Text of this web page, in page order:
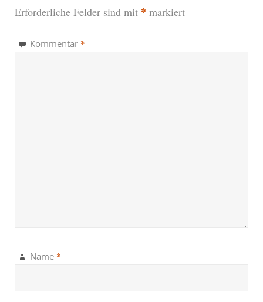
Erforderliche Felder sind mit * markiert
Kommentar *
Name *